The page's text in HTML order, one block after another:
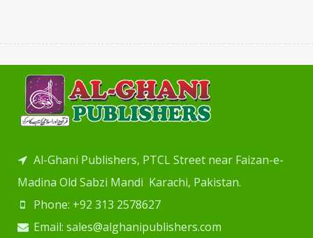
Al-Ghani Publishers, PTCL Street near Faizan-e-
Madina Old Sabzi Mandi Karachi, Pakistan.
Phone: +92 313 2578627
Email: sales@alghanipublishers.com